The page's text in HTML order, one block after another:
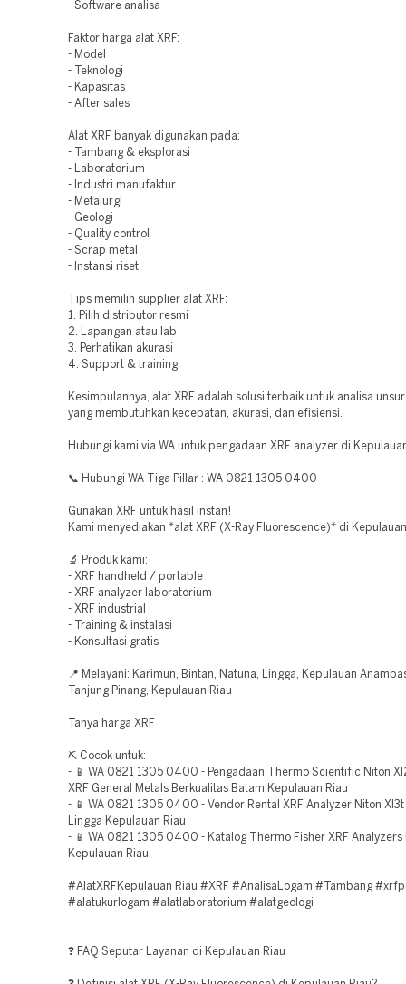
- Software analisa
Faktor harga alat XRF:
- Model
- Teknologi
- Kapasitas
- After sales
Alat XRF banyak digunakan pada:
- Tambang & eksplorasi
- Laboratorium
- Industri manufaktur
- Metalurgi
- Geologi
- Quality control
- Scrap metal
- Instansi riset
Tips memilih supplier alat XRF:
1. Pilih distributor resmi
2. Lapangan atau lab
3. Perhatikan akurasi
4. Support & training
Kesimpulannya, alat XRF adalah solusi terbaik untuk analisa
yang membutuhkan kecepatan, akurasi, dan efisiensi.
Hubungi kami via WA untuk pengadaan XRF analyzer di
📞 Hubungi WA Tiga Pillar : WA 0821 1305 0400
Gunakan XRF untuk hasil instan!
Kami menyediakan *alat XRF (X-Ray Fluorescence)* di
🔬 Produk kami:
- XRF handheld / portable
- XRF analyzer laboratorium
- XRF industrial
- Training & instalasi
- Konsultasi gratis
📍 Melayani: Karimun, Bintan, Natuna, Lingga, Kepulauan
Tanjung Pinang, Kepulauan Riau
Tanya harga XRF
⛏️ Cocok untuk:
- 📱 WA 0821 1305 0400 - Pengadaan Thermo Scientific Niton
XRF General Metals Berkualitas Batam Kepulauan Riau
- 📱 WA 0821 1305 0400 - Vendor Rental XRF Analyzer Niton
Lingga Kepulauan Riau
- 📱 WA 0821 1305 0400 - Katalog Thermo Fisher XRF Analyzers
Kepulauan Riau
#AlatXRFKepulauan Riau #XRF #AnalisaLogam #Tambang
#alatukurlogam #alatlaboratorium #alatgeologi
❓ FAQ Seputar Layanan di Kepulauan Riau